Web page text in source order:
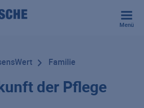
Menü
Familie
der Pflege